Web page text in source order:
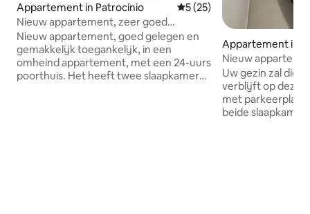
Appartement in Patrocínio Gemiddelde beoordeling
5 (25)
Nieuw appartement, zeer goed
gelegen.
Nieuw appartement, goed gelegen en
gemakkelijk toegankelijk, in een
omheind appartement, met een 24-uurs
poorthuis. Het heeft twee slaapkamers
Appartement in
Nieuw
centrum.
Uw gezin zal
verblijft op deze
met
beide